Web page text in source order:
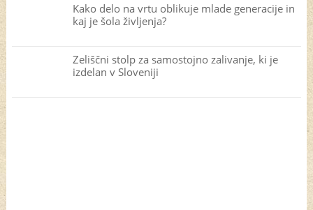
Kako delo na vrtu oblikuje mlade generacije in
kaj je šola življenja?
Zeliščni stolp za samostojno zalivanje, ki je
izdelan v Sloveniji